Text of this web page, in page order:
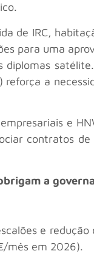
de IRC,
para uma
diplomas
a
e
contratos de
a
e
mês em 2026).